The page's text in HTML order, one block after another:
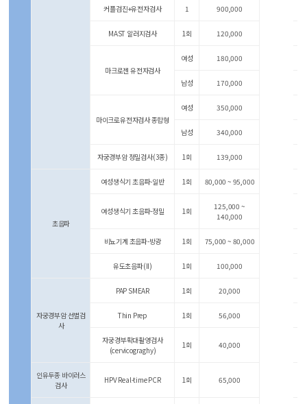
커플검진+유전자검사 1 900,000
MAST 알러지검사 1회 120,000
마크로젠 유전자검사
여성 180,000
남성 170,000
마이크로유전자검사 종합형
여성 350,000
남성 340,000
자궁경부암 정밀검사(3종) 1회 139,000
초음파
여성생식기 초음파-일반 1회 80,000 ~ 95,000
여성생식기 초음파-정밀 1회
125,000 ~
140,000
비뇨기계 초음파-방광 1회 75,000 ~ 80,000
유도초음파(II) 1회 100,000
자궁경부암 선별검
사
PAP SMEAR 1회 20,000
Thin Prep 1회 56,000
자궁경부확대촬영검사
(cervicograghy)
1회 40,000
인유두종 바이러스
검사
HPV Real-time PCR 1회 65,000